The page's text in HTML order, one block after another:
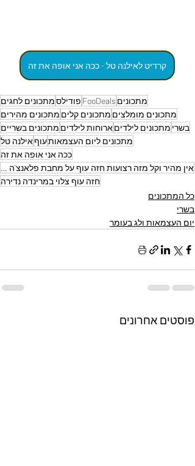
קרדיט לאילנה טל - ככה אני אופה את זה
מתכונים FooDeals פודילסמתכונים לחגים
מתכונים מומלצים מתכונים קלים מתכונים מהירים
בשרי מתכונים לילדיםארוחות לילדים מתכונים בשריים
מתכונים ליום העצמאותעוףאילנה טל
ככה אני אופה את זה
אין מהיר וקל מזה רצועות חזה עוף על מחבת פלאנצ'ה עם תיבול משגע הצלחה מובטחת - אמונה בוארון
חזה עוף צלוי במרינדה נדירה
כל המתכונים
בשרי
יום העצמאות ולג בעומר
פוסטים אחרונים